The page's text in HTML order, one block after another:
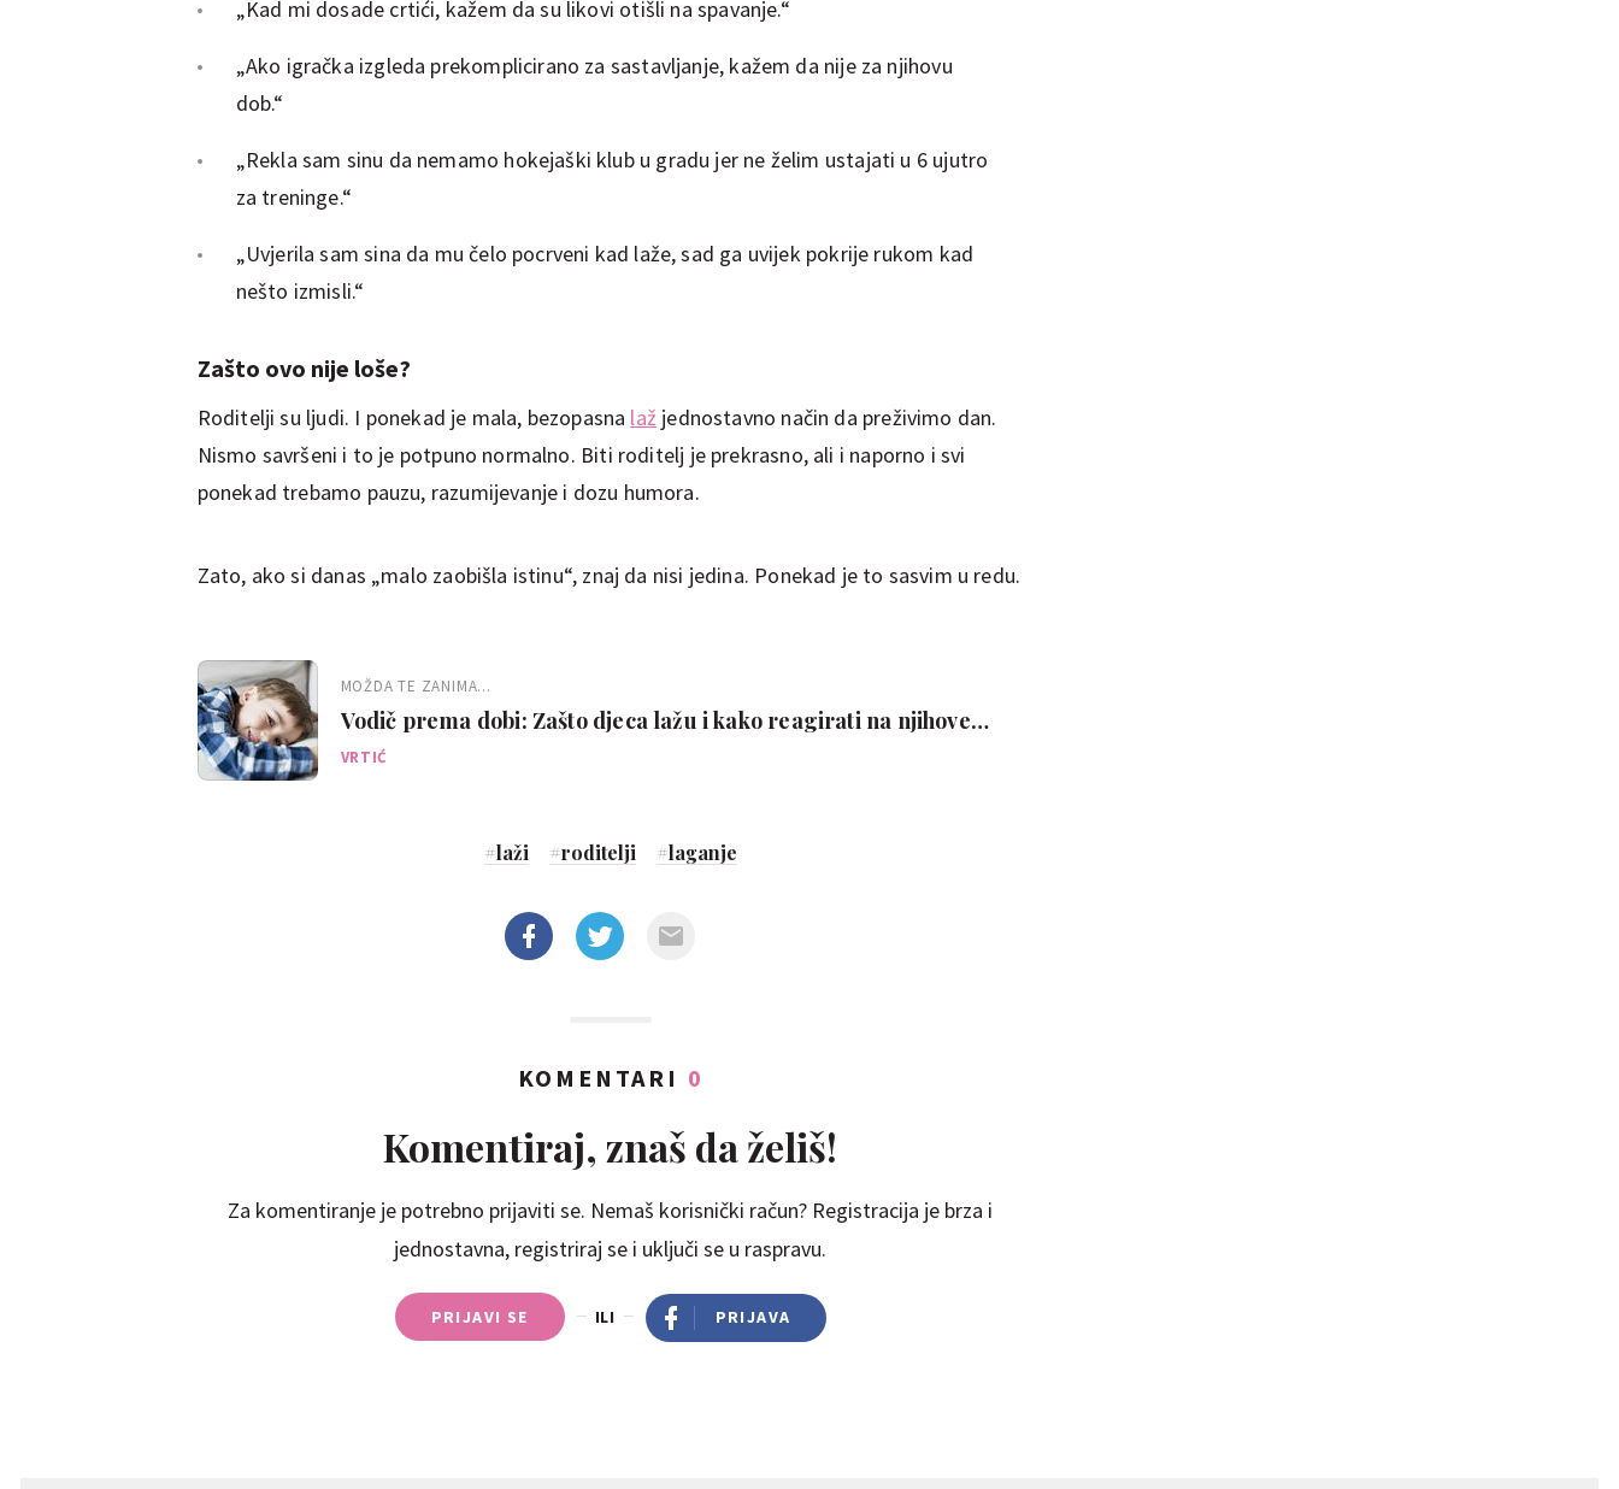
„Kad mi dosade crtići, kažem da su likovi otišli na spavanje.“
„Ako igračka izgleda prekomplicirano za sastavljanje, kažem da nije za njihovu
dob.“
„Rekla sam sinu da nemamo hokejaški klub u gradu jer ne želim ustajati u 6 ujutro
za treninge.“
„Uvjerila sam sina da mu čelo pocrveni kad laže, sad ga uvijek pokrije rukom kad
nešto izmisli.“
Zašto ovo nije loše?
Roditelji su ljudi. I ponekad je mala, bezopasna laž jednostavno način da preživimo dan.
Nismo savršeni i to je potpuno normalno. Biti roditelj je prekrasno, ali i naporno i svi
ponekad trebamo pauzu, razumijevanje i dozu humora.
Zato, ako si danas „malo zaobišla istinu“, znaj da nisi jedina. Ponekad je to sasvim u redu.
MOŽDA TE ZANIMA...
Vodič prema dobi: Zašto djeca lažu i kako reagirati na njihove
laži?
VRTIĆ
#laži #roditelji #laganje
KOMENTARI 0
Komentiraj, znaš da želiš!
Za komentiranje je potrebno prijaviti se. Nemaš korisnički račun? Registracija je brza i
jednostavna, registriraj se i uključi se u raspravu.
PRIJAVI SE ILI PRIJAVA